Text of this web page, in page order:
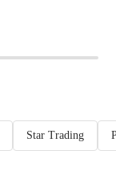
Star Trading